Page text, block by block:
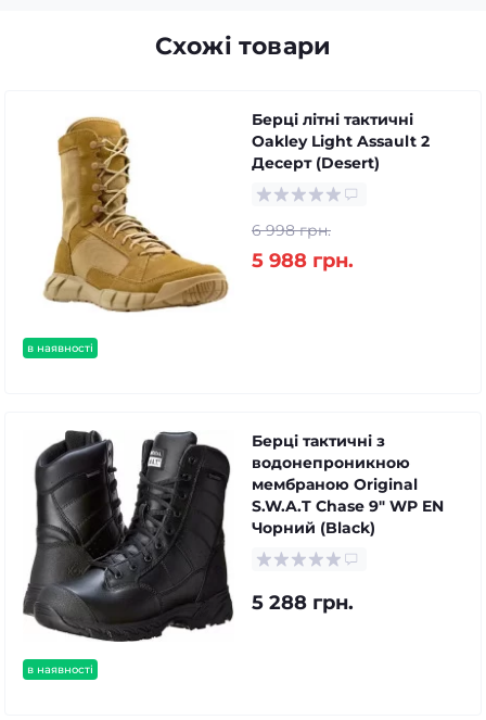
Схожі товари
в наявності
Берці літні тактичні
Oakley Light Assault 2
Десерт (Desert)
6 998 грн.
5 988 грн.
в наявності
Берці тактичні з
водонепроникною
мембраною Original
S.W.A.T Chase 9" WP EN
Чорний (Black)
5 288 грн.